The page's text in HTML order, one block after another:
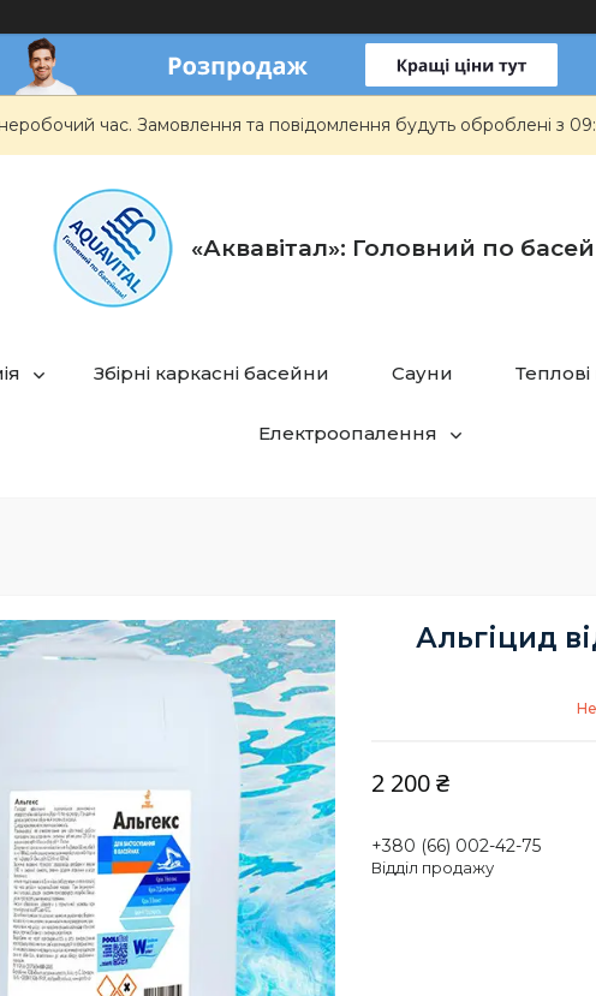
неробочий час. Замовлення та повідомлення будуть оброблені з
«Аквавітал»: Головний по
Збірні каркасні басейни Сауни
Електроопалення
Альгіцид
2 200 ₴
+380 (66) 002-42-75
Відділ продажу